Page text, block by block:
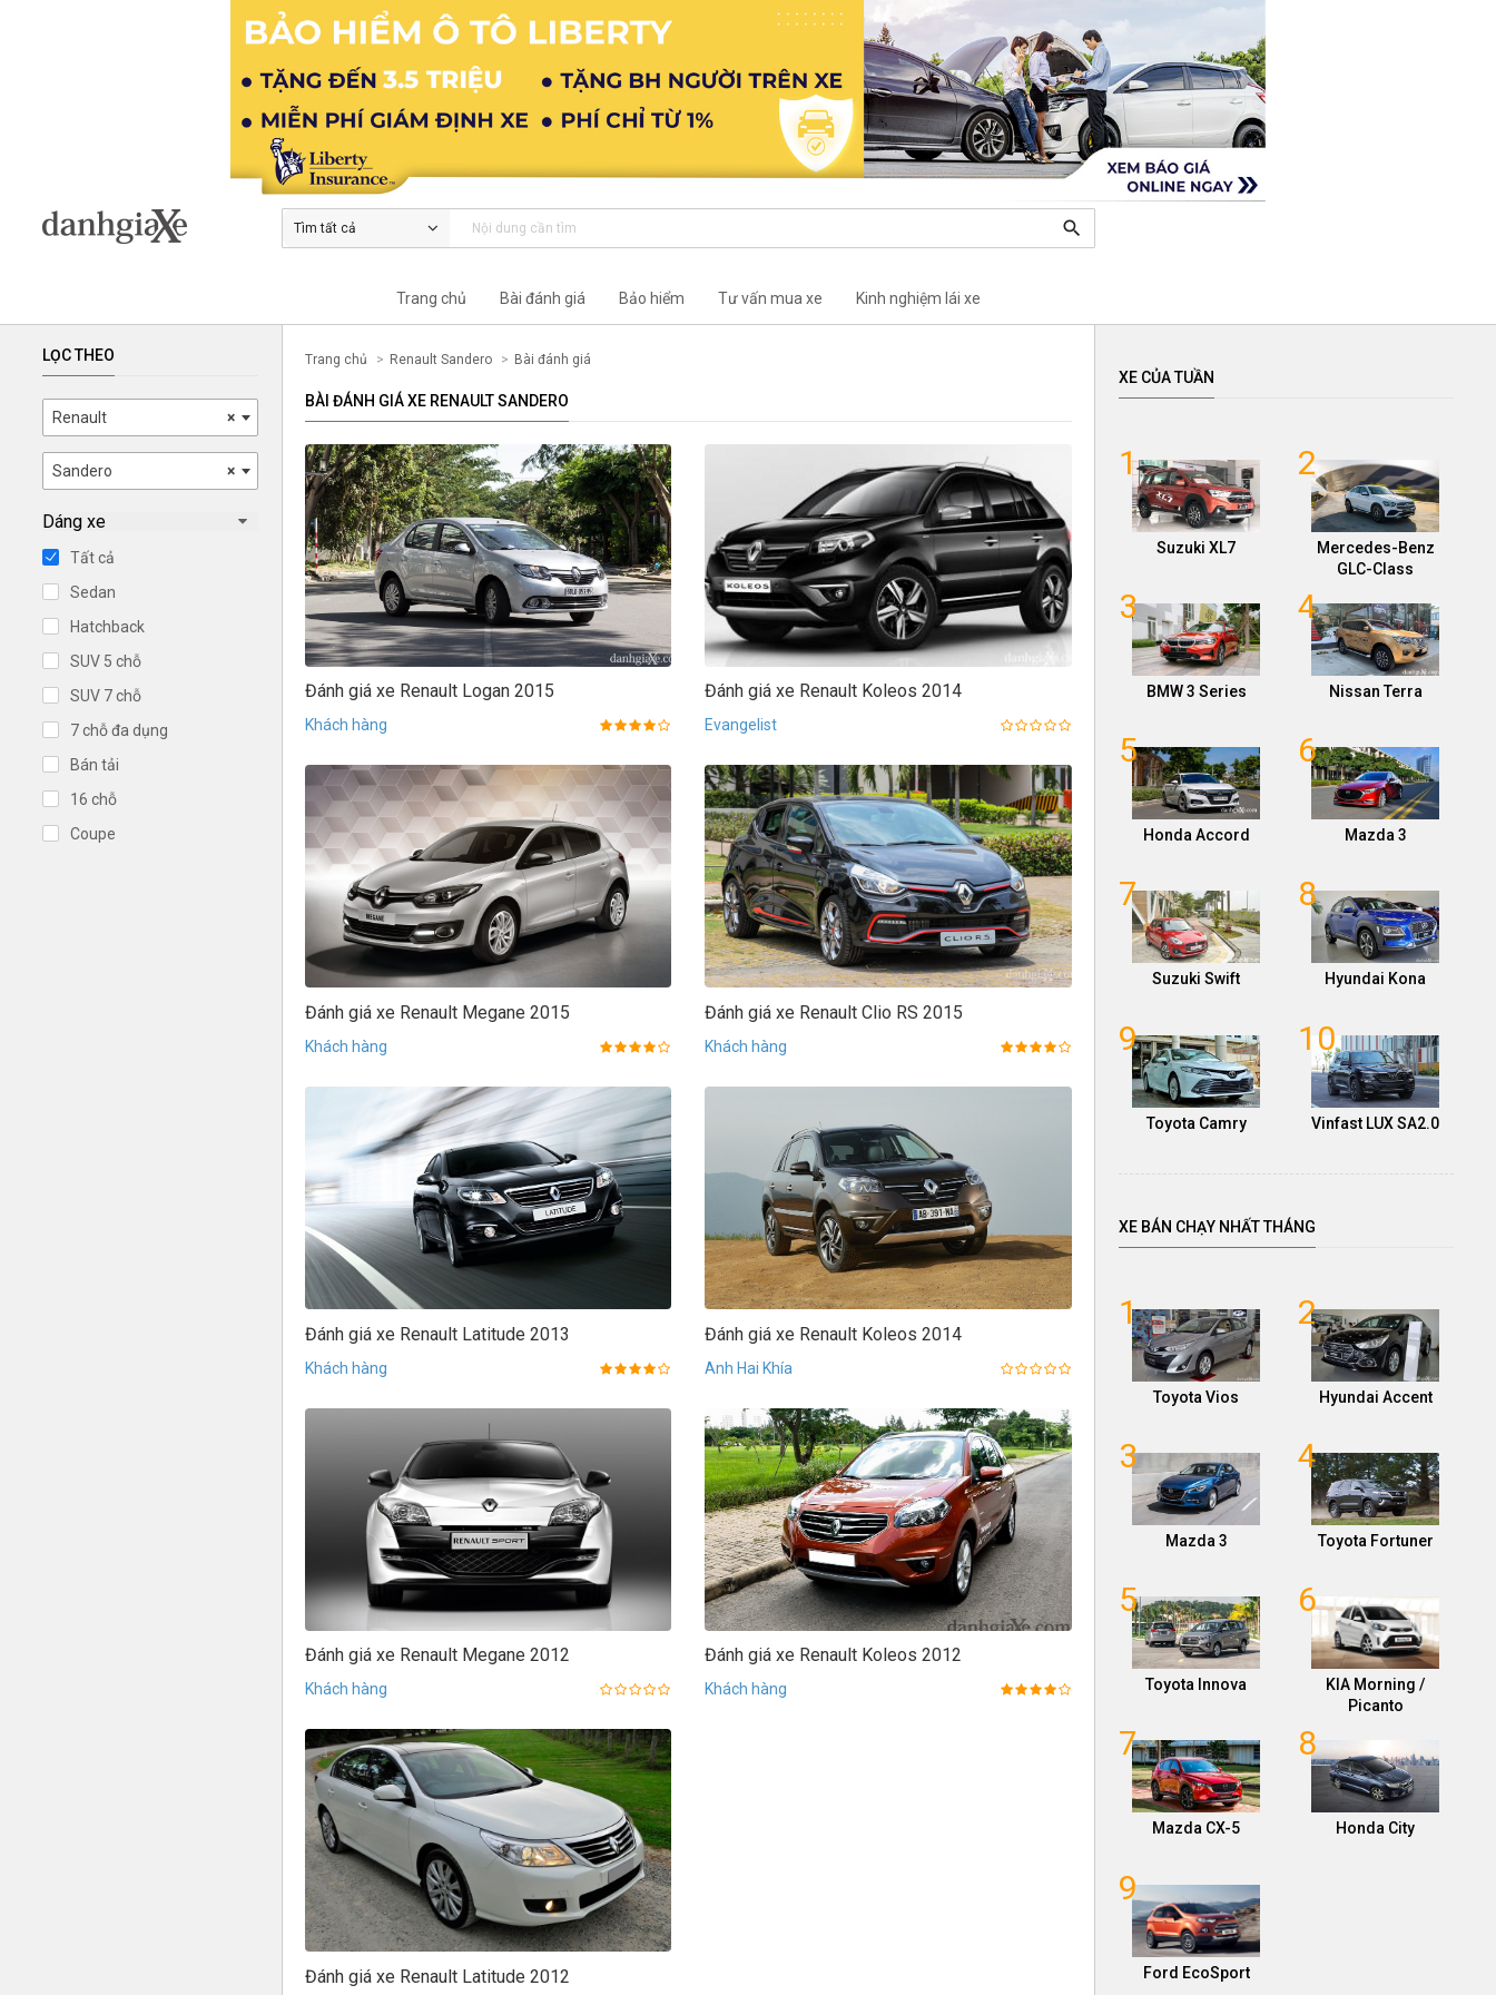
Tìm tất cả search
Trang chủ Bài đánh giá Bảo hiểm Tư vấn mua xe Kinh nghiệm lái xe
LỌC THEO
×
Renault
×
Sandero
Dáng xe
Tất cả
Sedan
Hatchback
SUV 5 chỗ
SUV 7 chỗ
7 chỗ đa dụng
Bán tải
16 chỗ
Coupe
Trang chủ Renault Sandero Bài đánh giá
BÀI ĐÁNH GIÁ XE RENAULT SANDERO
Đánh giá xe Renault Logan 2015
Khách hàng
Đánh giá xe Renault Koleos 2014
Evangelist
Đánh giá xe Renault Megane 2015
Khách hàng
Đánh giá xe Renault Clio RS 2015
Khách hàng
Đánh giá xe Renault Latitude 2013
Khách hàng
Đánh giá xe Renault Koleos 2014
Anh Hai Khía
Đánh giá xe Renault Megane 2012
Khách hàng
Đánh giá xe Renault Koleos 2012
Khách hàng
Đánh giá xe Renault Latitude 2012
XE CỦA TUẦN
Suzuki XL7
1
Mercedes-Benz
GLC-Class
2
BMW 3 Series
3
Nissan Terra
4
Honda Accord
5
Mazda 3
6
Suzuki Swift
7
Hyundai Kona
8
Toyota Camry
9
Vinfast LUX SA2.0
10
XE BÁN CHẠY NHẤT THÁNG
Toyota Vios
1
Hyundai Accent
2
Mazda 3
3
Toyota Fortuner
4
Toyota Innova
5
KIA Morning /
Picanto
6
Mazda CX-5
7
Honda City
8
Ford EcoSport
9